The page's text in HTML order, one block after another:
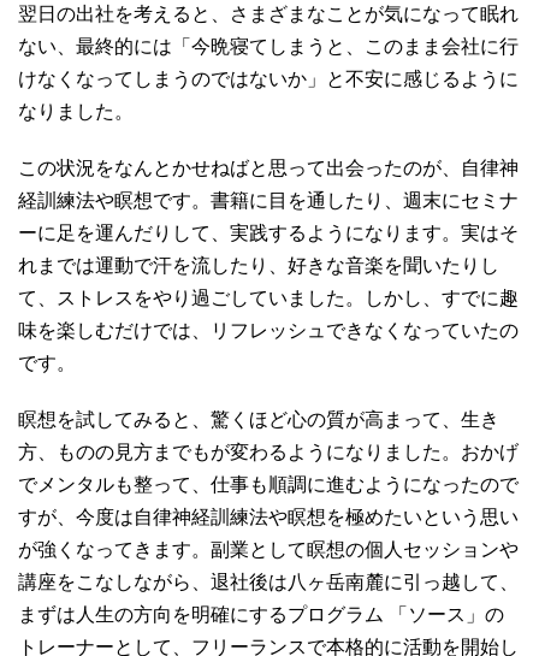
翌日の出社を考えると、さまざまなことが気になって眠れ
ない、最終的には「今晩寝てしまうと、このまま会社に行
けなくなってしまうのではないか」と不安に感じるように
なりました。
この状況をなんとかせねばと思って出会ったのが、自律神
経訓練法や瞑想です。書籍に目を通したり、週末にセミナ
ーに足を運んだりして、実践するようになります。実はそ
れまでは運動で汗を流したり、好きな音楽を聞いたりし
て、ストレスをやり過ごしていました。しかし、すでに趣
味を楽しむだけでは、リフレッシュできなくなっていたの
です。
瞑想を試してみると、驚くほど心の質が高まって、生き
方、ものの見方までもが変わるようになりました。おかげ
でメンタルも整って、仕事も順調に進むようになったので
すが、今度は自律神経訓練法や瞑想を極めたいという思い
が強くなってきます。副業として瞑想の個人セッションや
講座をこなしながら、退社後は八ヶ岳南麓に引っ越して、
まずは人生の方向を明確にするプログラム 「ソース」の
トレーナーとして、フリーランスで本格的に活動を開始し